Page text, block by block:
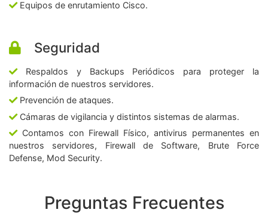
Equipos de enrutamiento Cisco.
Seguridad
Respaldos y Backups Periódicos para proteger la
información de nuestros servidores.
Prevención de ataques.
Cámaras de vigilancia y distintos sistemas de alarmas.
Contamos con Firewall Físico, antivirus permanentes en
nuestros servidores, Firewall de Software, Brute Force
Defense, Mod Security.
Preguntas Frecuentes